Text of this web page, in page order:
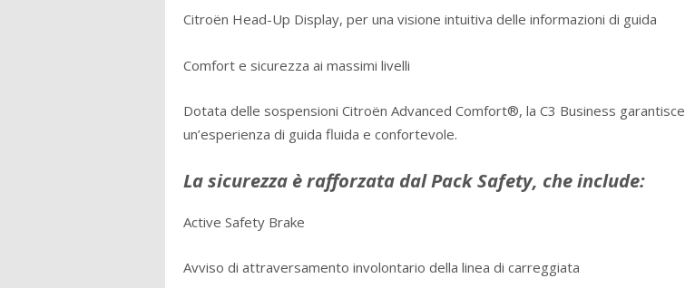
Citroën Head-Up Display, per una visione intuitiva delle informazioni di guida
Comfort e sicurezza ai massimi livelli
Dotata delle sospensioni Citroën Advanced Comfort®, la C3 Business garantisce
un’esperienza di guida fluida e confortevole.
La sicurezza è rafforzata dal Pack Safety, che include:
Active Safety Brake
Avviso di attraversamento involontario della linea di carreggiata